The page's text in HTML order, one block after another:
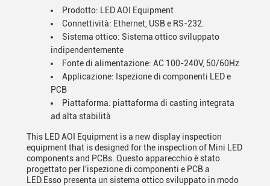
Prodotto: LED AOI Equipment
Connettività: Ethernet, USB e RS-232.
Sistema ottico: Sistema ottico sviluppato
indipendentemente
Fonte di alimentazione: AC 100-240V, 50/60Hz
Applicazione: Ispezione di componenti LED e
PCB
Piattaforma: piattaforma di casting integrata
ad alta stabilità
This LED AOI Equipment is a new display inspection
equipment that is designed for the inspection of Mini LED
components and PCBs. Questo apparecchio è stato
progettato per l'ispezione di componenti e PCB a
LED.Esso presenta un sistema ottico sviluppato in modo